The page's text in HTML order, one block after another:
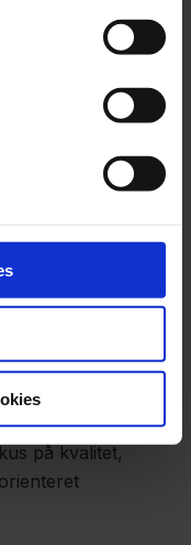
arrangører.
rådgiver
om komplekse
på kvalitet,